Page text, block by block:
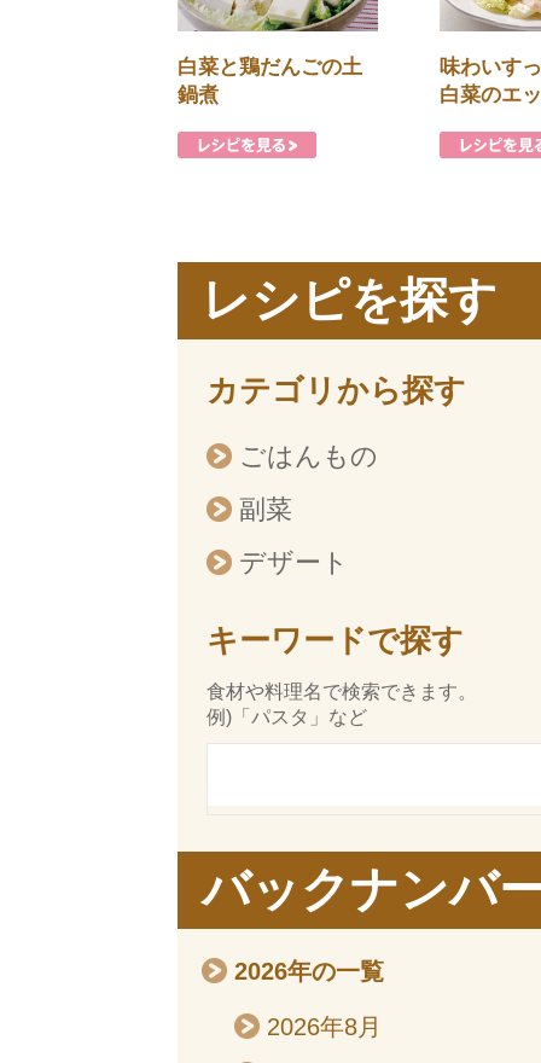
白菜と鶏だんごの土
鍋煮
味わいす
白菜のエ
レシピを探す
カテゴリから探す
ごはんもの
副菜
デザート
キーワードで探す
食材や料理名で検索できます。
例)「パスタ」など
バックナンバ
2026年の一覧
2026年8月